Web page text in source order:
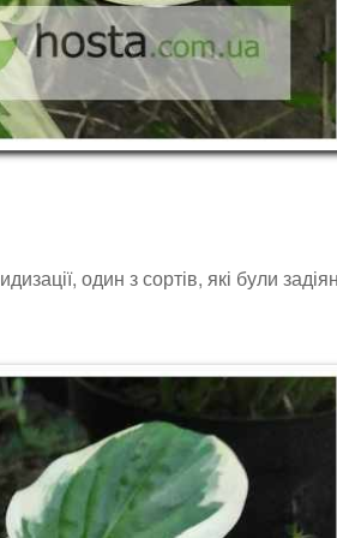
один з сортів, які були